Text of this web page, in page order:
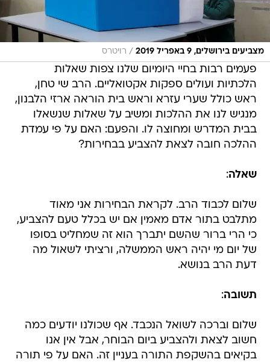
מצביעים בירושלים, 9 באפריל 2019 / רויטרס
פעמים רבות בחיי היומיום שלנו צפות שאלות
הלכתיות ועולים ספקות אקטואליים. הרב שי טחן,
ראש כולל שערי עזרא וראש בית הוראה ארזי הלבנון,
מנגיש לנו את ההלכות ומשיב על שאלות שנשאלו
בבית המדרש ומחוצה לו. והפעם: האם על פי עמדת
ההלכה חובה לצאת להצביע בבחירות?
שאלה:
שלום לכבוד הרב. לקראת הבחירות אני מאוד
מתלבט בתור אדם מאמין אם יש בכלל טעם להצביע,
כי הרי ברור שהשם יתברך הוא זה שמחליט בסופו
של יום מי יהיה ראש הממשלה, ורציתי לשאול מה
דעת הרב בנושא.
תשובה:
שלום וברכה לשואל הנכבד. אף שכולנו יודעים כמה
חשוב לצאת ולהצביע ביום הבוחר, אבל אין אנו
בקיאים בהשקפת התורה בעניין זה. האם על פי תורה